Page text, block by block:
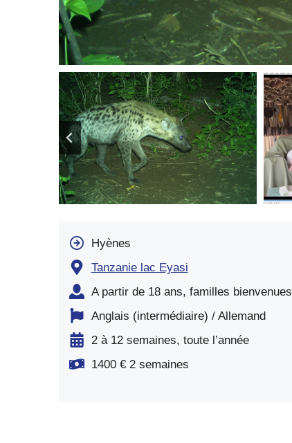
Hyènes
Tanzanie lac Eyasi
A partir de 18 ans, familles bienvenues
Anglais (intermédiaire) / Allemand
2 à 12 semaines, toute l’année
1400 € 2 semaines